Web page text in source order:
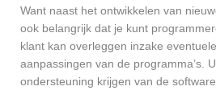
Want naast het ontwikkelen van
ook belangrijk dat je kunt
klant kan overleggen inzake
aanpassingen van de programma’s.
ondersteuning krijgen van de